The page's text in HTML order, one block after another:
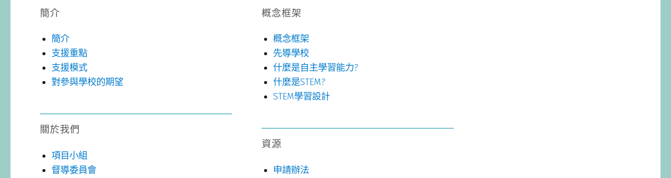
簡介
簡介
支援重點
支援模式
對參與學校的期望
關於我們
項目小組
督導委員會
概念框架
概念框架
先導學校
什麼是自主學習能力?
什麼是STEM?
STEM學習設計
資源
申請辦法